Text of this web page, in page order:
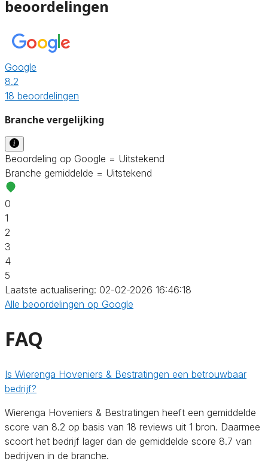
beoordelingen
Google
8.2
18 beoordelingen
Branche vergelijking
Beoordeling op Google = Uitstekend
Branche gemiddelde = Uitstekend
0
1
2
3
4
5
Laatste actualisering: 02-02-2026 16:46:18
Alle beoordelingen op Google
FAQ
Is Wierenga Hoveniers & Bestratingen een betrouwbaar
bedrijf?
Wierenga Hoveniers & Bestratingen heeft een gemiddelde
score van 8.2 op basis van 18 reviews uit 1 bron. Daarmee
scoort het bedrijf lager dan de gemiddelde score 8.7 van
bedrijven in de branche.